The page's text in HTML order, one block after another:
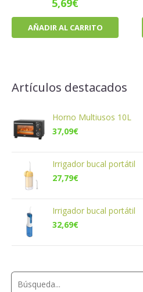
AÑADIR AL CARRITO
Artículos destacados
Horno Multiusos 10L
37,09€
Irrigador bucal portátil
27,79€
Irrigador bucal portátil
32,69€